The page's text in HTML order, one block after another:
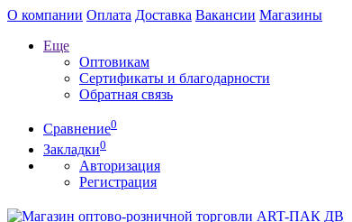
О компании Оплата Доставка Вакансии Магазины
Еще
Оптовикам
Сертификаты и благодарности
Обратная связь
Сравнение0
Закладки0
Авторизация
Регистрация